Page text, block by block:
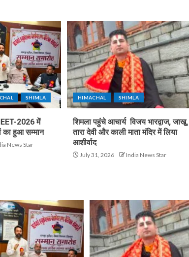
SHIMLA
2026 में
का हुआ सम्मान
News Star
HIMACHAL SHIMLA
शिमला पहुंचे आचार्य विजय भारद्वाज, जाखू,
तारा देवी और काली माता मंदिर में लिया
आशीर्वाद
July 31, 2026 India News Star